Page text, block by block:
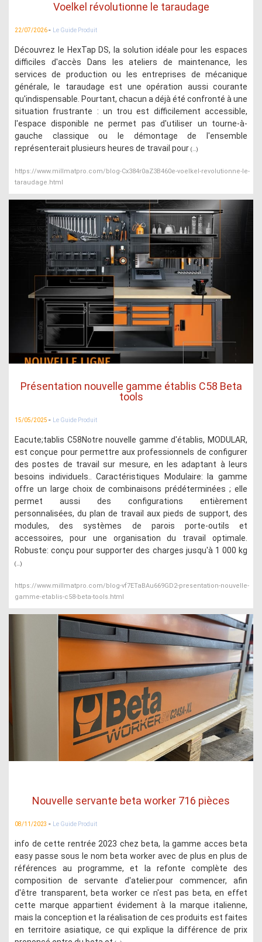
Voelkel révolutionne le taraudage
22/07/2026- Le Guide Produit
Découvrez le HexTap DS, la solution idéale pour les espaces
difficiles d'accès Dans les ateliers de maintenance, les
services de production ou les entreprises de mécanique
générale, le taraudage est une opération aussi courante
qu'indispensable. Pourtant, chacun a déjà été confronté à une
situation frustrante : un trou est difficilement accessible,
l'espace disponible ne permet pas d'utiliser un tourne-à-
gauche classique ou le démontage de l'ensemble
représenterait plusieurs heures de travail pour (...)
https://www.millmatpro.com/blog-Cx384r0aZ3B460e-voelkel-revolutionne-le-
taraudage.html
Présentation nouvelle gamme établis C58 Beta
tools
15/05/2025 - Le Guide Produit
Eacute;tablis C58Notre nouvelle gamme d'établis, MODULAR,
est conçue pour permettre aux professionnels de configurer
des postes de travail sur mesure, en les adaptant à leurs
besoins individuels.. Caractéristiques Modulaire: la gamme
offre un large choix de combinaisons prédéterminées ; elle
permet aussi des configurations entièrement
personnalisées, du plan de travail aux pieds de support, des
modules, des systèmes de parois porte-outils et
accessoires, pour une organisation du travail optimale.
Robuste: conçu pour supporter des charges jusqu'à 1 000 kg
(...)
https://www.millmatpro.com/blog-vf7ETaBAu669GD2-presentation-nouvelle-
gamme-etablis-c58-beta-tools.html
Nouvelle servante beta worker 716 pièces
08/11/2023 - Le Guide Produit
info de cette rentrée 2023 chez beta, la gamme acces beta
easy passe sous le nom beta worker avec de plus en plus de
références au programme, et la refonte complète des
composition de servante d'atelier.pour commencer, afin
d'être transparent, beta worker ce n'est pas beta, en effet
cette marque appartient évidement à la marque italienne,
mais la conception et la réalisation de ces produits est faites
en territoire asiatique, ce qui explique la différence de prix